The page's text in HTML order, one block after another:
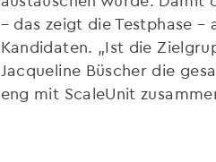
– das zeigt die Testphase
Kandidaten. „Ist die
Jacqueline Büscher die
eng mit ScaleUnit